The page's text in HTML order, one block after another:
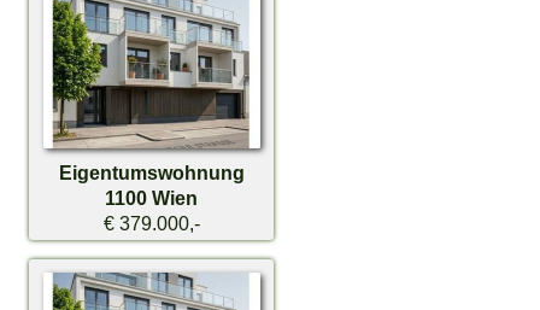
Eigentumswohnung
1100 Wien
€ 379.000,-